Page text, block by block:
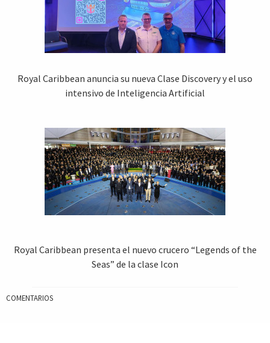
Royal Caribbean anuncia su nueva Clase Discovery y el uso
intensivo de Inteligencia Artificial
Royal Caribbean presenta el nuevo crucero “Legends of the
Seas” de la clase Icon
COMENTARIOS